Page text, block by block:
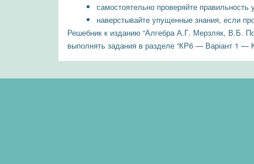
самостоятельно проверяйте
наверстывайте упущенные знания, если
Решебник к изданию “Алгебра А.Г. Мерзляк, В.Б.
выполнять задания в разделе “КР6 — Варіант 1 —